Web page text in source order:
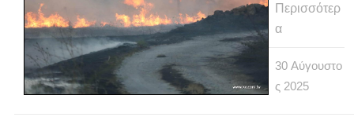
Περισσότερ
α
30 Αύγουστο
ς 2025